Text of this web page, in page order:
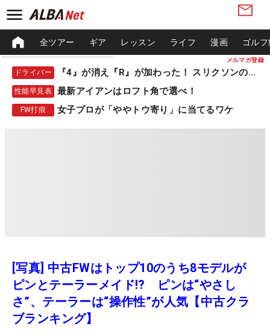
メルマガ登録
全ツアー ギア レッスン ライフ 漫画 ゴル
ドライバー 『4』が消え『R』が加わった！ スリクソンの新作
性能早見表 最新アイアンはロフト角で選べ！
FW打痕 女子プロが「ややトウ寄り」に当てるワケ
[写真] 中古FWはトップ10のうち8モデルが
ピンとテーラーメイド!? ピンは“やさし
さ”、テーラーは“操作性”が人気【中古クラ
ブランキング】